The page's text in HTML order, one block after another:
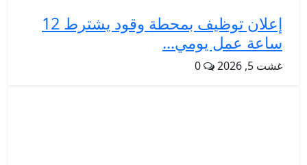
إعلان توظيف بمحطة وقود يشترط 12
ساعة عمل يومي...
غشت 5, 2026 0